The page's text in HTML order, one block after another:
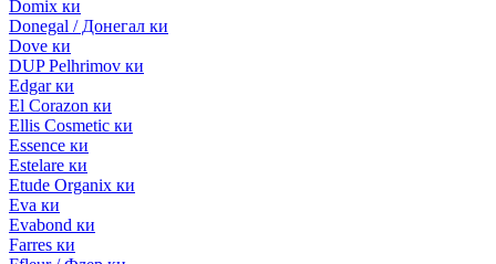
Domix ки
Donegal / Донегал ки
Dove ки
DUP Pelhrimov ки
Edgar ки
El Corazon ки
Ellis Cosmetic ки
Essence ки
Estelare ки
Etude Organix ки
Eva ки
Evabond ки
Farres ки